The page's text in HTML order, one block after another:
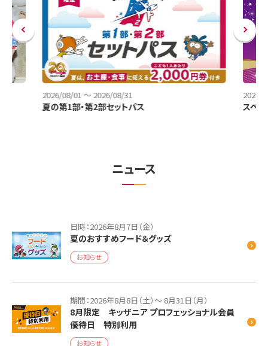
2026/08/01 ～ 2026/08/31
夏の第1部・第2部セットパス
2026/
スペ
ニュース
日時：2026年8月7日（金）
夏のおすすめフード＆グッズ
お知らせ
期間：2026年8月8日（土）～ 8月31日（月）
8月限定 キッザニア プロフェッショナル会員
優待日 特別利用
お知らせ